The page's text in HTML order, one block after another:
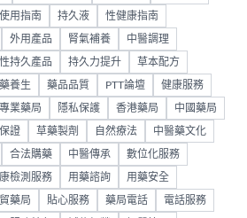
使用指南 持久液 性健康指南
外用產品 腎氣補養 中醫調理
持久產品 持久力提升 草本配方
養生 藥品品質 PTT論壇 健康服務
專業藥局 隱私保護 香港藥局 中國藥局
證 草藥製劑 自然療法 中醫藥文化
合法購藥 中醫傳承 數位化服務
檢測服務 用藥諮詢 用藥安全
藥局 貼心服務 藥局電話 電話服務